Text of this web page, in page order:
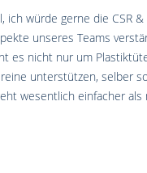
ich würde gerne die CSR &
unseres Teams
es nicht nur um
unterstützen, selber
wesentlich einfacher als